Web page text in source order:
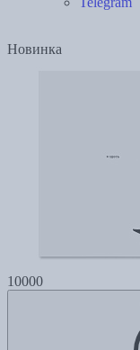
Новинка
10000